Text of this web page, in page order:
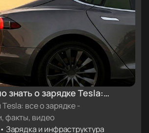
знать о зарядке Tesla:
факты, видеоинструкции
все о зарядке -
факты, видео
Зарядка и инфраструктура